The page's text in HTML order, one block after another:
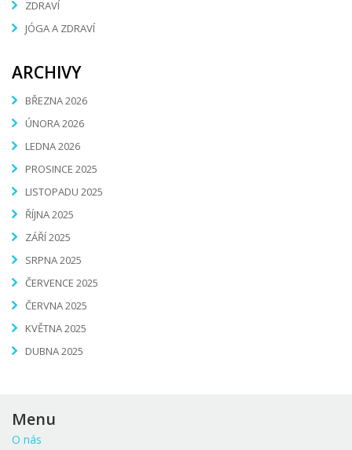
ZDRAVÍ
JÓGA A ZDRAVÍ
ARCHIVY
BŘEZNA 2026
ÚNORA 2026
LEDNA 2026
PROSINCE 2025
LISTOPADU 2025
ŘÍJNA 2025
ZÁŘÍ 2025
SRPNA 2025
ČERVENCE 2025
ČERVNA 2025
KVĚTNA 2025
DUBNA 2025
Menu
O nás